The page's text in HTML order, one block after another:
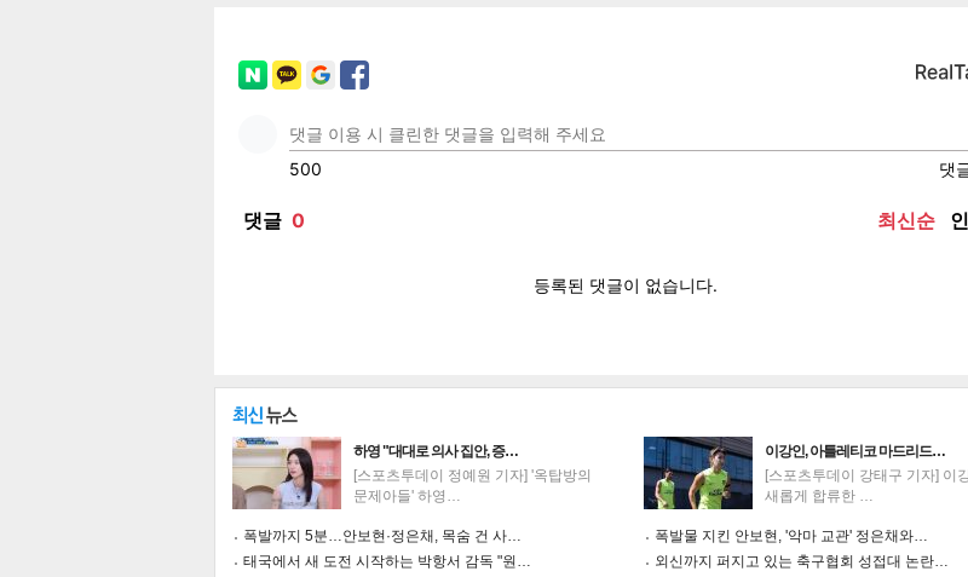
트위 카카 인쇄
하영 "대대로 의사 집안, 증…
[스포츠투데이 정예원 기자] '옥탑방의
문제아들' 하영…
폭발까지 5분…안보현·정은채, 목숨 건 사…
태국에서 새 도전 시작하는 박항서 감독 "원…
이강인, 아틀레티코 마드리드…
[스포츠투데이 강태구 기자] 이
새롭게 합류한 …
폭발물 지킨 안보현, '악마 교관' 정은채와…
외신까지 퍼지고 있는 축구협회 성접대 논란…